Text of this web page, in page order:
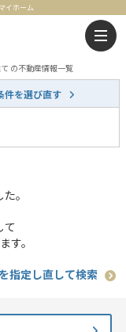
イホーム
の不動産情報一覧
件を選び直す
。
て
す。
指定し直して検索